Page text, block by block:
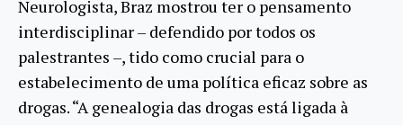
Neurologista, Braz mostrou ter o pensamento
interdisciplinar – defendido por todos os
palestrantes –, tido como crucial para o
estabelecimento de uma política eficaz sobre as
drogas. “A genealogia das drogas está ligada à